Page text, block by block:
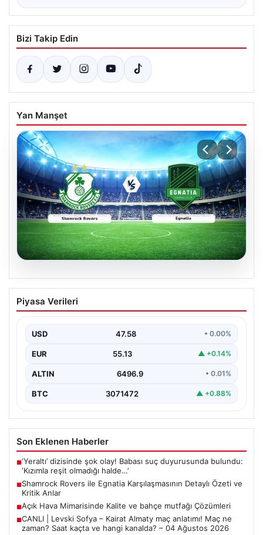
Bizi Takip Edin
Yan Manşet
Shamrock Rovers ile Egnatia
Karşılaşmasının Detaylı Özeti ve Kritik
İrlanda temsilcisi Shamrock Rovers, Avrupa kupaları
bir…
Piyasa Verileri
USD 47.58 • 0.00%
EUR 55.13 ▲ +0.14%
ALTIN 6496.9 • 0.01%
BTC 3071472 ▲ +0.88%
Son Eklenen Haberler
■‘Yeraltı’ dizisinde şok olay! Babası suç duyurusunda bulundu:
‘Kızımla reşit olmadığı halde…’
■Shamrock Rovers ile Egnatia Karşılaşmasının Detaylı Özeti ve
Kritik Anlar
■Açık Hava Mimarisinde Kalite ve bahçe mutfağı Çözümleri
■CANLI | Levski Sofya – Kairat Almaty maç anlatımı! Maç ne
zaman? Saat kaçta ve hangi kanalda? – 04 Ağustos 2026